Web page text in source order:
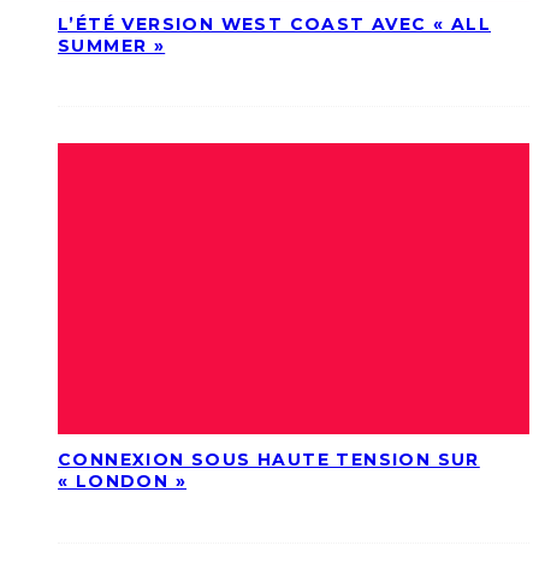
L’ÉTÉ VERSION WEST COAST AVEC « ALL
SUMMER »
CONNEXION SOUS HAUTE TENSION SUR
« LONDON »